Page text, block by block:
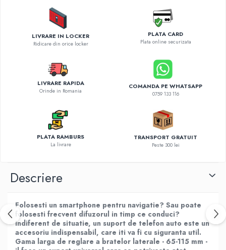
Invertoare Auto
Incarcator masina electrica
Aparate de spalat cu presiune
Compresoare
LIVRARE IN LOCKER
Ridicare din orice locker
PLATA CARD
Plata online securizata
LIVRARE RAPIDA
Orinde in Romania
COMANDA PE WHATSAPP
0759 133 116
PLATA RAMBURS
La livrare
TRANSPORT GRATUIT
Peste 300 lei
Descriere
Folosesti un smartphone pentru navigatie? Sau poate
folosesti frecvent difuzorul in timp ce conduci?
Indiferent de situatie, un suport de telefon auto este un
accesoriu indispensabil, care iti va fi cu siguranta util.
Gama larga de reglare a bratelor laterale - 65-115 mm -